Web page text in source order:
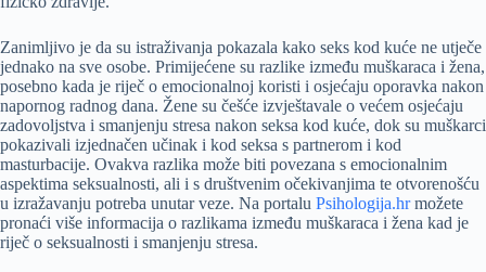
Zanimljivo je da su istraživanja pokazala kako seks kod kuće ne utječe
jednako na sve osobe. Primijećene su razlike između muškaraca i žena,
posebno kada je riječ o emocionalnoj koristi i osjećaju oporavka nakon
napornog radnog dana. Žene su češće izvještavale o većem osjećaju
zadovoljstva i smanjenju stresa nakon seksa kod kuće, dok su muškarci
pokazivali izjednačen učinak i kod seksa s partnerom i kod
masturbacije. Ovakva razlika može biti povezana s emocionalnim
aspektima seksualnosti, ali i s društvenim očekivanjima te otvorenošću
u izražavanju potreba unutar veze. Na portalu Psihologija.hrmožete
pronaći više informacija o razlikama između muškaraca i žena kad je
riječ o seksualnosti i smanjenju stresa.